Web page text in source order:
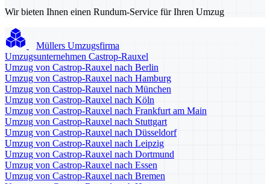
Wir bieten Ihnen einen Rundum-Service für Ihren Umzug
Müllers Umzugsfirma
Umzugsunternehmen Castrop-Rauxel
Umzug von Castrop-Rauxel nach Berlin
Umzug von Castrop-Rauxel nach Hamburg
Umzug von Castrop-Rauxel nach München
Umzug von Castrop-Rauxel nach Köln
Umzug von Castrop-Rauxel nach Frankfurt am Main
Umzug von Castrop-Rauxel nach Stuttgart
Umzug von Castrop-Rauxel nach Düsseldorf
Umzug von Castrop-Rauxel nach Leipzig
Umzug von Castrop-Rauxel nach Dortmund
Umzug von Castrop-Rauxel nach Essen
Umzug von Castrop-Rauxel nach Bremen